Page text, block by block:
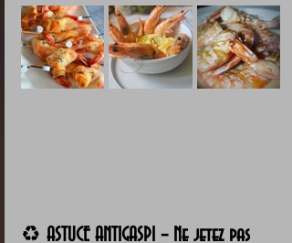
♻️ ASTUCE ANTIGASPI – Ne jetez pas